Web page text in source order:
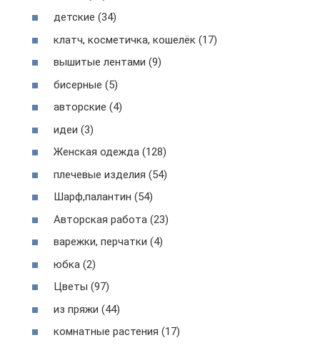
детские (34)
клатч, косметичка, кошелёк (17)
вышитые лентами (9)
бисерные (5)
авторские (4)
идеи (3)
Женская одежда (128)
плечевые изделия (54)
Шарф,палантин (54)
Авторская работа (23)
варежки, перчатки (4)
юбка (2)
Цветы (97)
из пряжи (44)
комнатные растения (17)